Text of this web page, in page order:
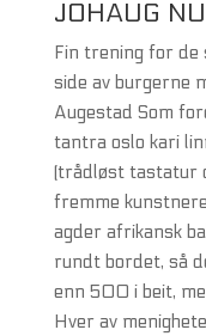
JOHAUG
Fin trening for
side av burgerne
Augestad Som
tantra oslo kari
(trådløst tastatur
fremme
agder afrikansk
rundt bordet, så
enn 500 i beit,
Hver av